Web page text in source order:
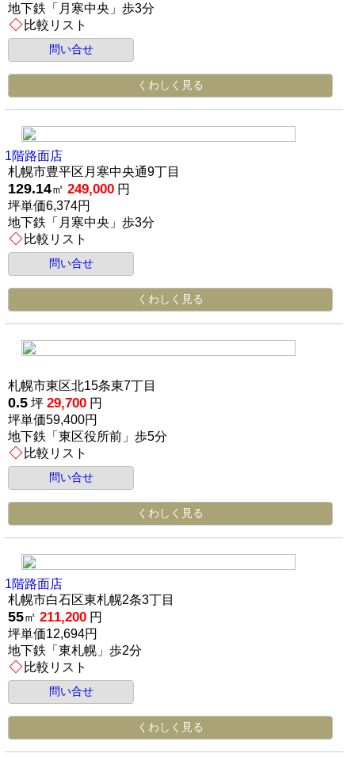
地下鉄「月寒中央」歩3分
比較リスト
問い合せ
くわしく見る
1階路面店
札幌市豊平区月寒中央通9丁目
129.14㎡249,000 円
坪単価6,374円
地下鉄「月寒中央」歩3分
比較リスト
問い合せ
くわしく見る
札幌市東区北15条東7丁目
0.5 坪29,700 円
坪単価59,400円
地下鉄「東区役所前」歩5分
比較リスト
問い合せ
くわしく見る
1階路面店
札幌市白石区東札幌2条3丁目
55㎡211,200 円
坪単価12,694円
地下鉄「東札幌」歩2分
比較リスト
問い合せ
くわしく見る